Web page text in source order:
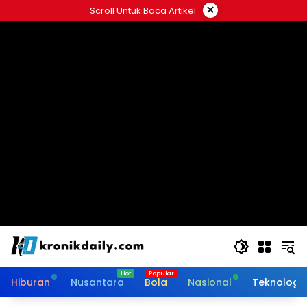
ke
Scroll Untuk Baca Artikel ×
Hiburan Nusantara Bola Nasional Teknologi